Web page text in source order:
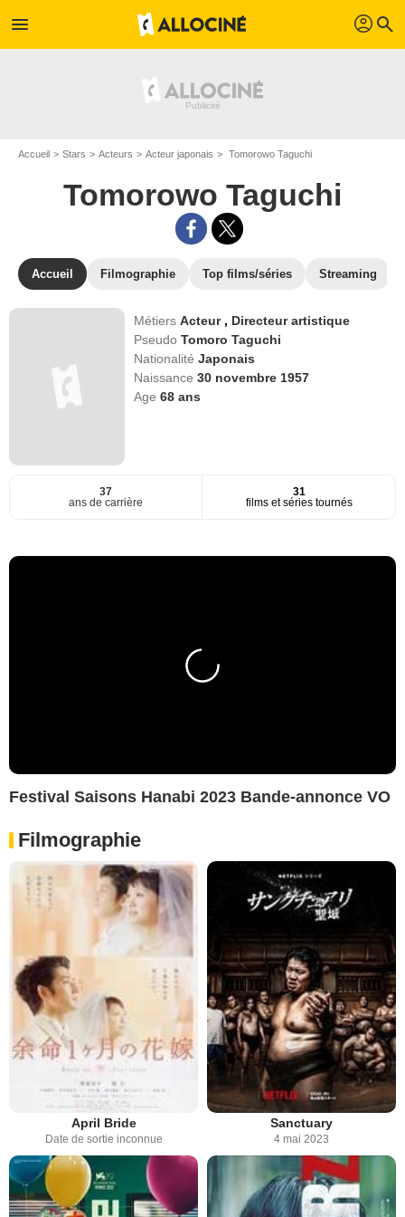
menu profil search
Accueil Stars Acteurs Acteur japonais Tomorowo Taguchi
Tomorowo Taguchi
Accueil Filmographie Top films/séries Streaming
MétiersActeur , Directeur artistique
PseudoTomoro Taguchi
NationalitéJaponais
Naissance30 novembre 1957
Age68 ans
37
ans de carrière
31
films et séries tournés
Festival Saisons Hanabi 2023 Bande-annonce VO
Filmographie
April Bride
Date de sortie inconnue
Sanctuary
4 mai 2023